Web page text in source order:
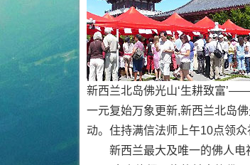
新西兰北岛佛光山‘生耕致富
一元复始万象更新,新西兰北岛佛
动。住持满信法师上午10点领众
新西兰最大及唯一的佛人电